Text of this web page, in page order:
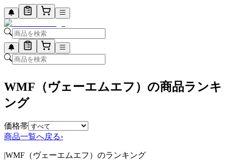
WMF（ヴェーエムエフ）の商品ランキ
ング
価格帯
商品一覧へ戻る›
|WMF（ヴェーエムエフ）のランキング